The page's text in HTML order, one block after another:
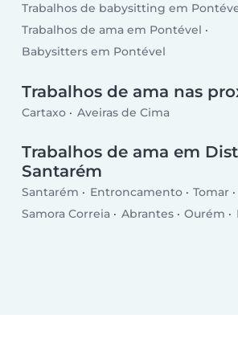
Trabalhos de babysitting em
Trabalhos de ama em Pontével
Babysitters em Pontével
Trabalhos de ama nas
Cartaxo Aveiras de Cima
Trabalhos de ama em
Santarém
Santarém Entroncamento Tomar
Samora Correia
Abrantes Ourém